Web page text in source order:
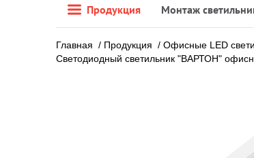
Продукция Монтаж
Главная / Продукция / Офисные LED
Светодиодный светильник "ВАРТОН"